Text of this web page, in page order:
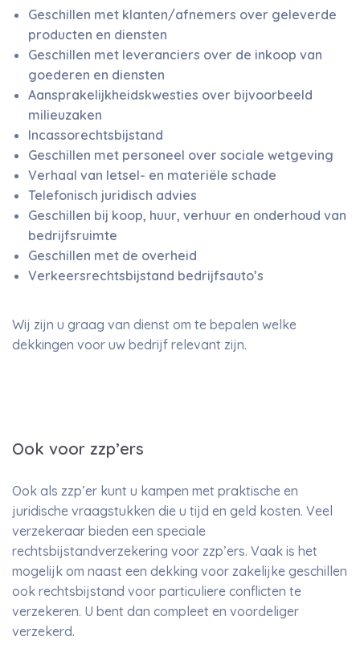
Geschillen met klanten/afnemers over geleverde
producten en diensten
Geschillen met leveranciers over de inkoop van
goederen en diensten
Aansprakelijkheidskwesties over bijvoorbeeld
milieuzaken
Incassorechtsbijstand
Geschillen met personeel over sociale wetgeving
Verhaal van letsel- en materiële schade
Telefonisch juridisch advies
Geschillen bij koop, huur, verhuur en onderhoud van
bedrijfsruimte
Geschillen met de overheid
Verkeersrechtsbijstand bedrijfsauto’s
Wij zijn u graag van dienst om te bepalen welke
dekkingen voor uw bedrijf relevant zijn.
Ook voor zzp’ers
Ook als zzp’er kunt u kampen met praktische en
juridische vraagstukken die u tijd en geld kosten. Veel
verzekeraar bieden een speciale
rechtsbijstandverzekering voor zzp’ers. Vaak is het
mogelijk om naast een dekking voor zakelijke geschillen
ook rechtsbijstand voor particuliere conflicten te
verzekeren. U bent dan compleet en voordeliger
verzekerd.